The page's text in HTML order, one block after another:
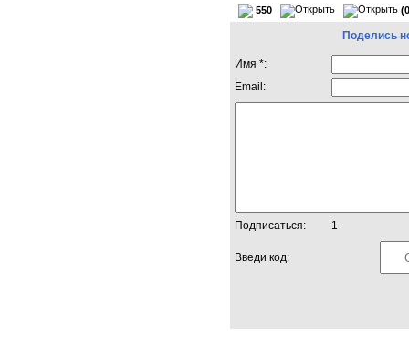
550
Поделись
Имя *:
Email:
Подписаться: 1
Введи код: